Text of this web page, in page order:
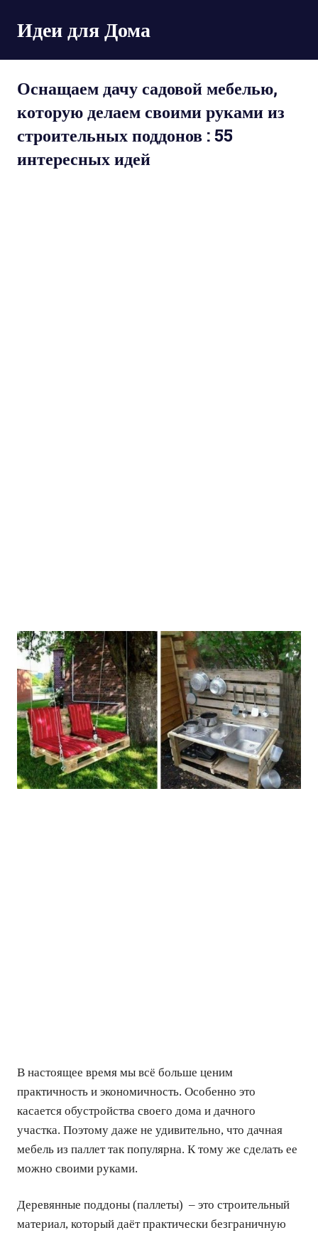
перейти
к
содержимому
Идеи для Дома
Оснащаем дачу садовой мебелью,
которую делаем своими руками из
строительных поддонов : 55
интересных идей
В настоящее время мы всё больше ценим
практичность и экономичность. Особенно это
касается обустройства своего дома и дачного
участка. Поэтому даже не удивительно, что дачная
мебель из паллет так популярна. К тому же сделать ее
можно своими руками.
Деревянные поддоны (паллеты) – это строительный
материал, который даёт практически безграничную